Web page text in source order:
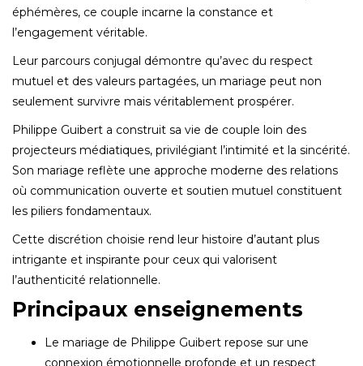
éphémères, ce couple incarne la constance et
l’engagement véritable.
Leur parcours conjugal démontre qu’avec du respect
mutuel et des valeurs partagées, un mariage peut non
seulement survivre mais véritablement prospérer.
Philippe Guibert a construit sa vie de couple loin des
projecteurs médiatiques, privilégiant l’intimité et la sincérité.
Son mariage reflète une approche moderne des relations
où communication ouverte et soutien mutuel constituent
les piliers fondamentaux.
Cette discrétion choisie rend leur histoire d’autant plus
intrigante et inspirante pour ceux qui valorisent
l’authenticité relationnelle.
Principaux enseignements
Le mariage de Philippe Guibert repose sur une
connexion émotionnelle profonde et un respect